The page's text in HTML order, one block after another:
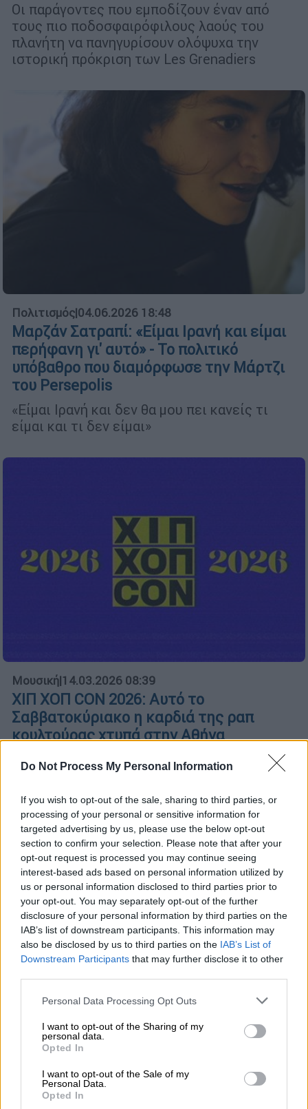
Do Not Process My Personal Information
If you wish to opt-out of the sale, sharing to third parties, or
processing of your personal or sensitive information for
targeted advertising by us, please use the below opt-out
section to confirm your selection. Please note that after your
opt-out request is processed you may continue seeing
interest-based ads based on personal information utilized by
us or personal information disclosed to third parties prior to
your opt-out. You may separately opt-out of the further
disclosure of your personal information by third parties on the
IAB’s list of downstream participants. This information may
also be disclosed by us to third parties on the IAB’s List of
Downstream Participants that may further disclose it to other
Please note that this website/app uses one or more Google
not limited to your visit or usage behaviour. You may click to
grant or deny consent to Google and its third-party tags to
use your data for below specified purposes in below Google
consent section.
Personal Data Processing Opt Outs
I want to opt-out of the Sharing of my
personal data.
Opted In
I want to opt-out of the Sale of my
Personal Data.
Opted In
Οι παράγοντες που εμποδίζουν έναν από
τους πιο ποδοσφαιρόφιλους λαούς του
πλανήτη να πανηγυρίσουν ολόψυχα την
ιστορική πρόκριση των Les Grenadiers
Πολιτισμός|04.06.2026 18:48
Μαρζάν Σατραπί: «Είμαι Ιρανή και είμαι
περήφανη γι' αυτό» - Το πολιτικό
υπόβαθρο που διαμόρφωσε την Μάρτζι
του Persepolis
«Είμαι Ιρανή και δεν θα μου πει κανείς τι
είμαι και τι δεν είμαι»
Μουσική|14.03.2026 08:39
ΧΙΠ ΧΟΠ CON 2026: Αυτό το
Σαββατοκύριακο η καρδιά της ραπ
κουλτούρας χτυπά στην Αθήνα
Η μεγαλύτερη ραπ γιορτή της Ελλάδας
επιστρέφει για δεύτερη χρονιά
Κόσμος|18.02.2026 12:57
Διατηρήστε την ελπίδα ζωντανή: Η
κληρονομιά του Τζέσι Τζάκσον στην
ανθρωπότητα